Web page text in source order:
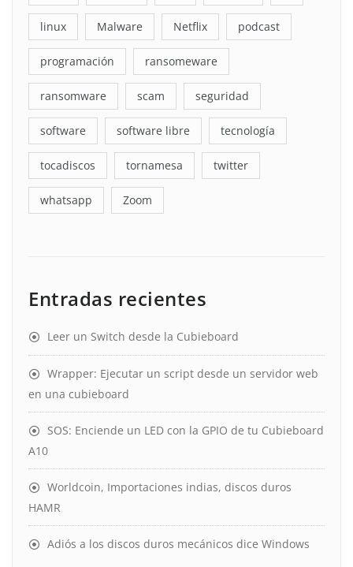
linux Malware Netflix podcast
programación ransomeware
ransomware scam seguridad
software software libre tecnología
tocadiscos tornamesa twitter
whatsapp Zoom
Entradas recientes
Leer un Switch desde la Cubieboard
Wrapper: Ejecutar un script desde un servidor web
en una cubieboard
SOS: Enciende un LED con la GPIO de tu Cubieboard
A10
Worldcoin, Importaciones indias, discos duros
HAMR
Adiós a los discos duros mecánicos dice Windows